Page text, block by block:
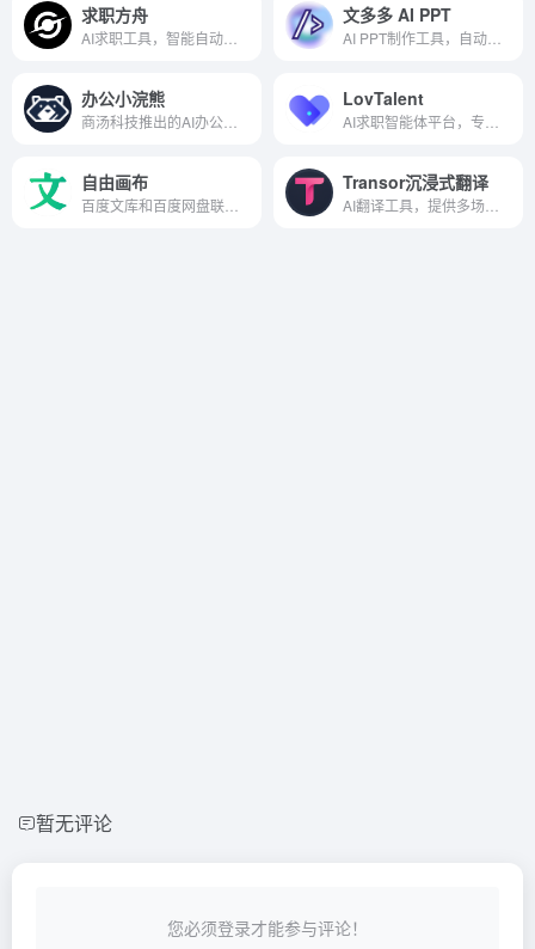
求职方舟 文多多 AI PPT
办公小浣熊 LovTalent
自由画布 Transor沉浸式翻译
暂无评论
您必须登录才能参与评论！